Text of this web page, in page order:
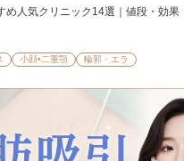
め人気クリニック14選｜値段・効果
小顔•二重顎 輪郭・エラ